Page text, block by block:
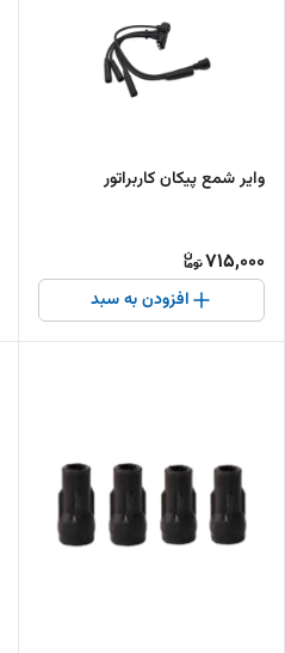
وایر شمع پیکان کاربراتور
715,000
افزودن به سبد